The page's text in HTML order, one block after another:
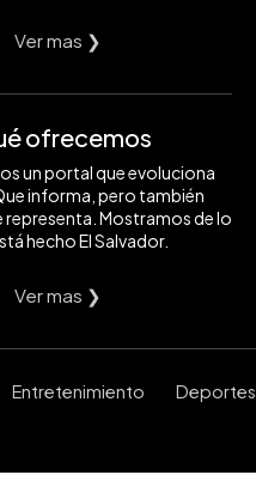
Ver mas ❯
ofrecemos
un portal que evoluciona
informa, pero también
representa. Mostramos de lo
hecho El Salvador.
Ver mas ❯
Entretenimiento Deportes